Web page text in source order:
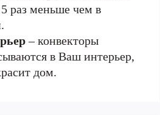
раз меньше чем в
– конвекторы
в Ваш интерьер,
дом.